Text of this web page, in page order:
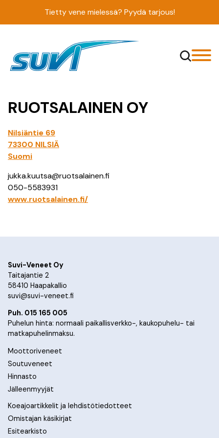
Tietty vene mielessä? Pyydä tarjous!
RUOTSALAINEN OY
Nilsiäntie 69
73300 NILSIÄ
Suomi
jukka.kuutsa@ruotsalainen.fi
050-5583931
www.ruotsalainen.fi/
Suvi-Veneet Oy
Taitajantie 2
58410 Haapakallio
suvi@suvi-veneet.fi
Puh. 015 165 005
Puhelun hinta: normaali paikallisverkko-, kaukopuhelu- tai
matkapuhelinmaksu.
Moottoriveneet
Soutuveneet
Hinnasto
Jälleenmyyjät
Koeajoartikkelit ja lehdistötiedotteet
Omistajan käsikirjat
Esitearkisto